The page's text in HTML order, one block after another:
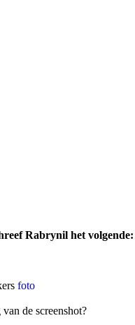
Rabrynil het volgende:
foto
de screenshot?